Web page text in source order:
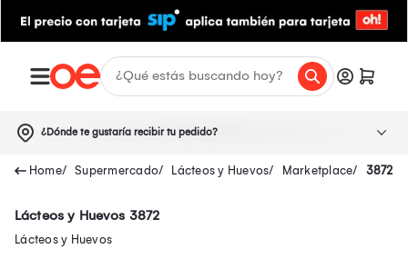
¿Dónde te gustaría recibir tu pedido?
Supermercado Lácteos y Huevos Marketplace 3872
Lácteos y Huevos 3872
Lácteos y Huevos